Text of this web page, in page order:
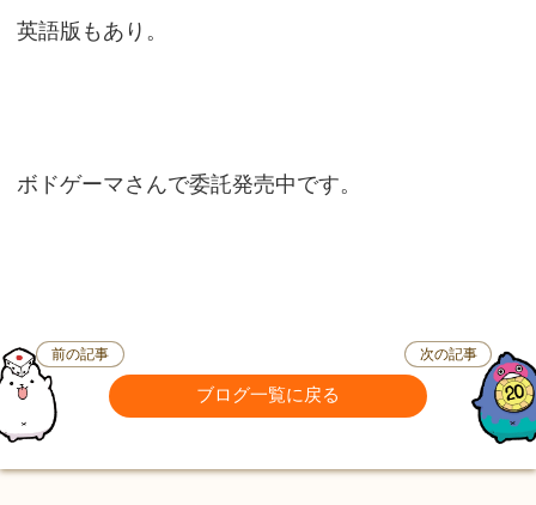
英語版もあり。
ボドゲーマさんで委託発売中です。
前の記事
ブログ一覧に戻る
次の記事